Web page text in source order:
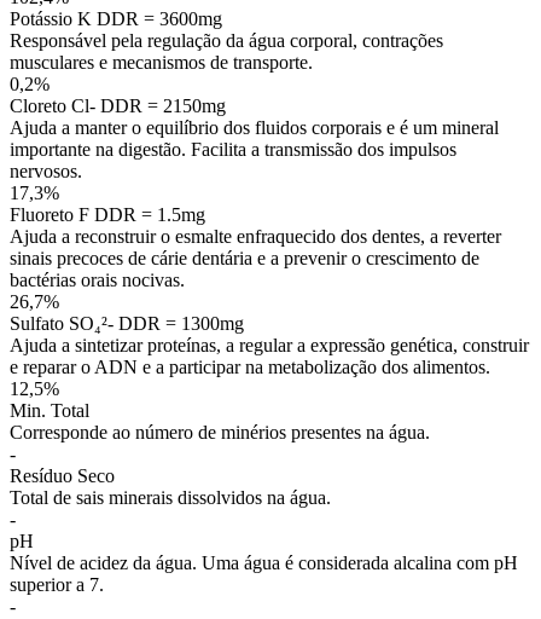
Potássio K DDR = 3600mg
Responsável pela regulação da água corporal, contrações
musculares e mecanismos de transporte.
0,2%
Cloreto Cl- DDR = 2150mg
Ajuda a manter o equilíbrio dos fluidos corporais e é um mineral
importante na digestão. Facilita a transmissão dos impulsos
nervosos.
17,3%
Fluoreto F DDR = 1.5mg
Ajuda a reconstruir o esmalte enfraquecido dos dentes, a reverter
sinais precoces de cárie dentária e a prevenir o crescimento de
bactérias orais nocivas.
26,7%
Sulfato SO₄²- DDR = 1300mg
Ajuda a sintetizar proteínas, a regular a expressão genética, construir
e reparar o ADN e a participar na metabolização dos alimentos.
12,5%
Min. Total
Corresponde ao número de minérios presentes na água.
-
Resíduo Seco
Total de sais minerais dissolvidos na água.
-
pH
Nível de acidez da água. Uma água é considerada alcalina com pH
superior a 7.
-